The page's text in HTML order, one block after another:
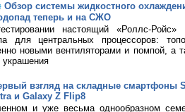
Обзор системы жидкостного
теперь и на СЖО
настоящий «Роллс-Ройс»
для центральных процессоров:
новыми вентиляторами и помпой, а
украшения
взгляд на складные смартфоны
и Galaxy Z Flip8
и уже весьма однообразном